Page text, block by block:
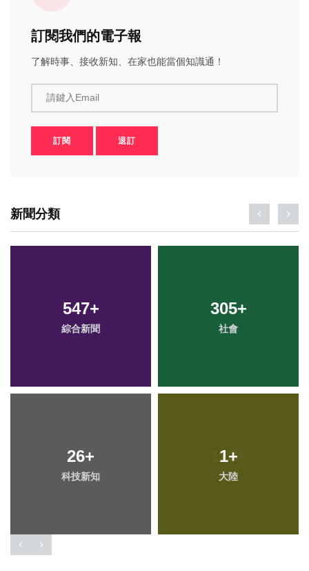
訂閱我們的電子報
了解時事、接收新知、在家也能當個知識通！
請鍵入Email
訂閱 退訂
新聞分類
547+
綜合新聞
305+
社會
26+
科技新知
1+
大陸